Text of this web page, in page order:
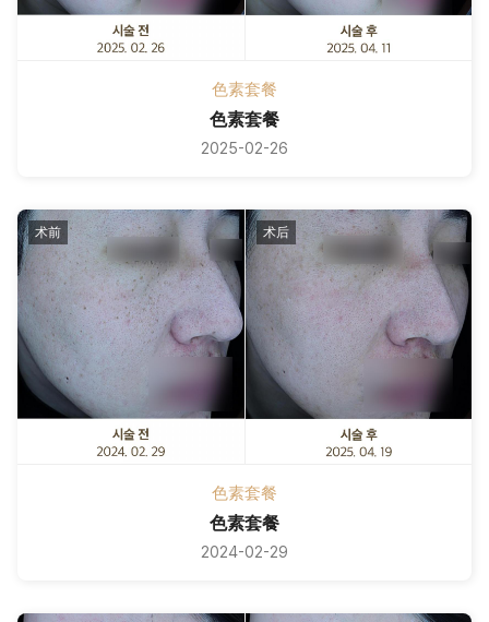
色素套餐
色素套餐
2025-02-26
术前 术后
色素套餐
色素套餐
2024-02-29